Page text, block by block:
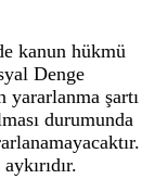
kanun hükmü
Denge
yararlanma şartı
durumunda